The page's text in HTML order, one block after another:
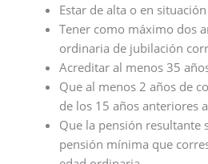
Estar de alta o en
Tener como máximo dos
ordinaria de jubilación
Acreditar al menos 35
Que al menos 2 años de
de los 15 años anteriores
Que la pensión resultante
pensión mínima que